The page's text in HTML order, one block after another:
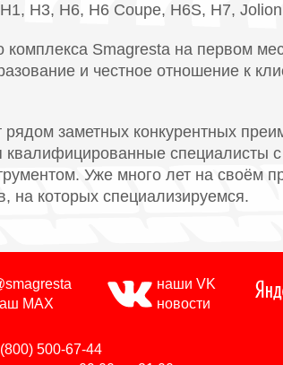
H3, H6, H6 Coupe, H6S, H7,
Smagresta на первом
и честное отношение к
заметных конкурентных
квалифицированные
Уже много лет на своём
на которых специализируемся.
MAX
наши VK
новости
500-67-44